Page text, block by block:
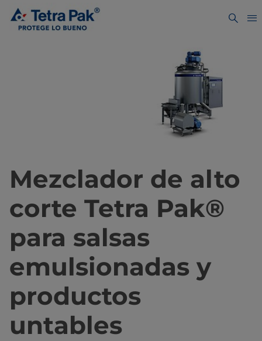
Mezclador de alto
corte Tetra Pak®
para salsas
emulsionadas y
productos
untables